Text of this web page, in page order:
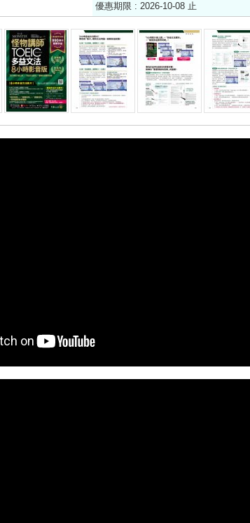
優惠期限 : 2026-10-08 止